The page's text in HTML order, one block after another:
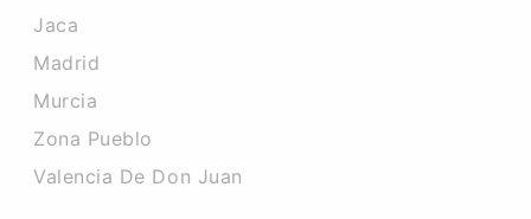
Jaca
Madrid
Murcia
Zona Pueblo
Valencia De Don Juan